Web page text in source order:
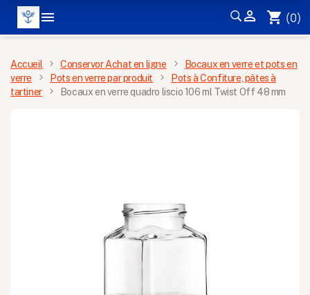
  shopping_cart (0)
MENU
Accueil Conservor Achat en ligne
Bocaux en verre et pots en
verre
Pots en verre par produit
Pots à Confiture, pâtes à
tartiner
Bocaux en verre quadro liscio 106 ml Twist Off 48 mm